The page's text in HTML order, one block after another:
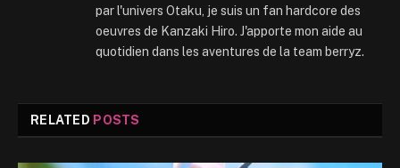
par l'univers Otaku, je suis un fan hardcore des
oeuvres de Kanzaki Hiro. J'apporte mon aide au
quotidien dans les aventures de la team berryz.
RELATED POSTS